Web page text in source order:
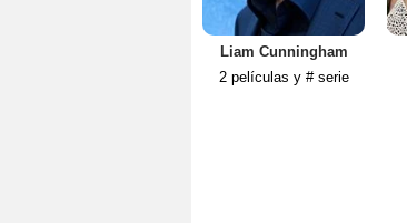
Liam Cunningham
2 películas y # serie